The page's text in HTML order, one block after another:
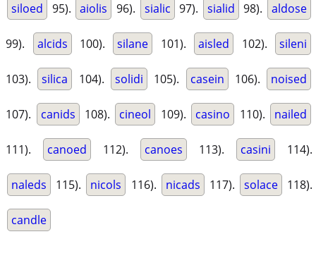
siloed 95). aiolis 96). sialic 97). sialid 98). aldose
99). alcids 100). silane 101). aisled 102). sileni
103). silica 104). solidi 105). casein 106). noised
107). canids 108). cineol 109). casino 110). nailed
111). canoed 112). canoes 113). casini 114).
naleds 115). nicols 116). nicads 117). solace 118).
candle